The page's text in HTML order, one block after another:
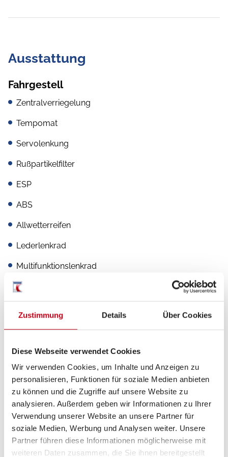
Zustimmung Details Über Cookies
Diese Webseite verwendet Cookies
Wir verwenden Cookies, um Inhalte und Anzeigen zu
personalisieren, Funktionen für soziale Medien anbieten
zu können und die Zugriffe auf unsere Website zu
analysieren. Außerdem geben wir Informationen zu Ihrer
Verwendung unserer Website an unsere Partner für
soziale Medien, Werbung und Analysen weiter. Unsere
Partner führen diese Informationen möglicherweise mit
weiteren Daten zusammen, die Sie ihnen bereitgestellt
Ausstattung
Fahrgestell
Zentralverriegelung
Tempomat
Servolenkung
Rußpartikelfilter
ESP
ABS
Allwetterreifen
Lederlenkrad
Multifunktionslenkrad
Aufbau
Heizung / Klima
Klimaanlage